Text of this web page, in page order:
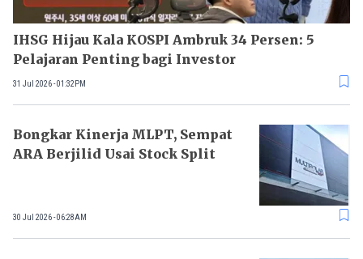
IHSG Hijau Kala KOSPI Ambruk 34 Persen: 5
Pelajaran Penting bagi Investor
31 Jul 2026 - 01:32PM
Bongkar Kinerja MLPT, Sempat
ARA Berjilid Usai Stock Split
30 Jul 2026 - 06:28AM